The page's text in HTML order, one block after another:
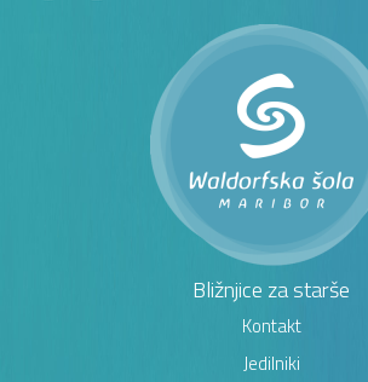
Bližnjice za starše
Kontakt
Jedilniki